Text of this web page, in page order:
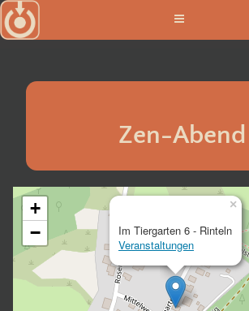
Zum
Inhalt
Zen-Abend
Im Tiergarten 6 - Rinteln
Veranstaltungen
×
+
−